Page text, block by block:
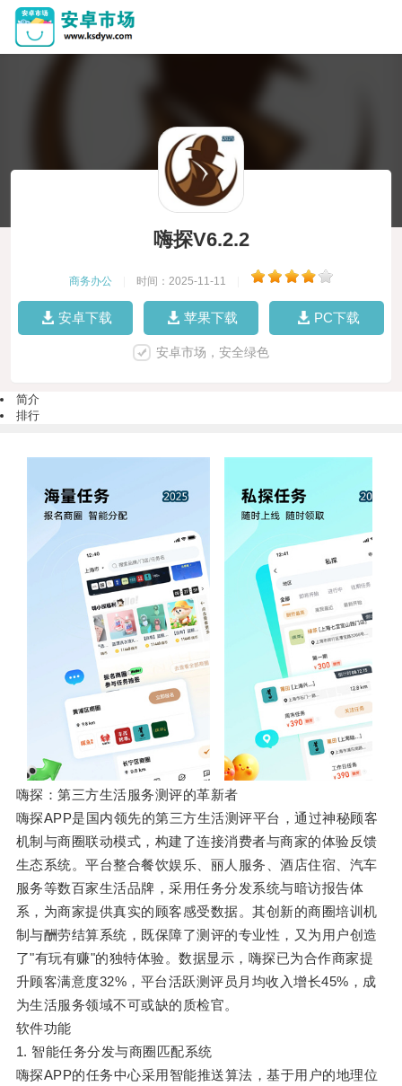
嗨探V6.2.2
商务办公 时间：2025-11-11
安卓下载 苹果下载 PC下载
安卓市场，安全绿色
简介
排行
嗨探：第三方生活服务测评的革新者
嗨探APP是国内领先的第三方生活测评平台，通过神秘顾客
机制与商圈联动模式，构建了连接消费者与商家的体验反馈
生态系统。平台整合餐饮娱乐、丽人服务、酒店住宿、汽车
服务等数百家生活品牌，采用任务分发系统与暗访报告体
系，为商家提供真实的顾客感受数据。其创新的商圈培训机
制与酬劳结算系统，既保障了测评的专业性，又为用户创造
了"有玩有赚"的独特体验。数据显示，嗨探已为合作商家提
升顾客满意度32%，平台活跃测评员月均收入增长45%，成
为生活服务领域不可或缺的质检官。
软件功能
1. 智能任务分发与商圈匹配系统
嗨探APP的任务中心采用智能推送算法，基于用户的地理位